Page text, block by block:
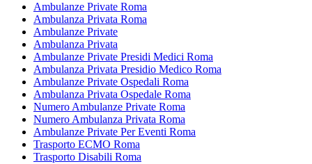
Ambulanze Private Roma
Ambulanza Privata Roma
Ambulanze Private
Ambulanza Privata
Ambulanze Private Presidi Medici Roma
Ambulanza Privata Presidio Medico Roma
Ambulanze Private Ospedali Roma
Ambulanza Privata Ospedale Roma
Numero Ambulanze Private Roma
Numero Ambulanza Privata Roma
Ambulanze Private Per Eventi Roma
Trasporto ECMO Roma
Trasporto Disabili Roma